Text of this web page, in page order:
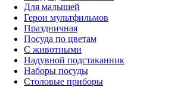
Для малышей
Герои мультфильмов
Праздничная
Посуда по цветам
С животными
Надувной подстаканник
Наборы посуды
Столовые приборы